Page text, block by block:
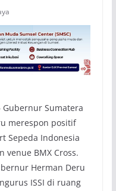
Gubernur Sumatera
merespon positif
Sepeda Indonesia
venue BMX Cross.
Herman Deru
ISSI di ruang